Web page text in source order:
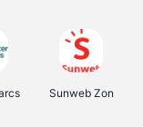
Sunweb Zon